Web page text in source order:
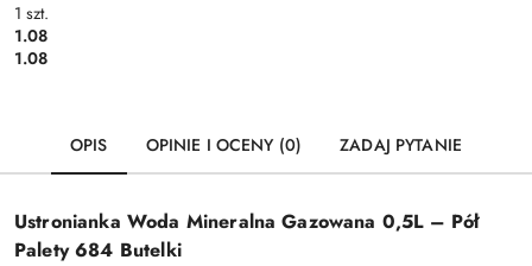
1 szt.
1.08
1.08
OPIS OPINIE I OCENY (0) ZADAJ PYTANIE
Ustronianka Woda Mineralna Gazowana 0,5L – Pół
Palety 684 Butelki